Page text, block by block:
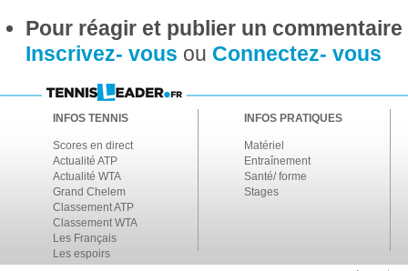
Pour réagir et publier un
Inscrivez- vous ou Connectez- vous
INFOS TENNIS
Scores en direct
Actualité ATP
Actualité WTA
Grand Chelem
Classement ATP
Classement WTA
Les Français
Les espoirs
INFOS PRATIQUES
Matériel
Entraînement
Santé/ forme
Stages